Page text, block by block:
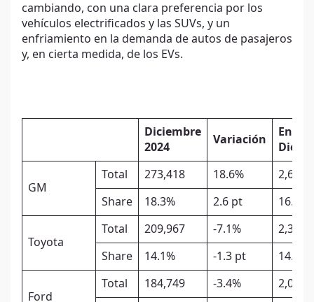
cambiando, con una clara preferencia por los
vehículos electrificados y las SUVs, y un
enfriamiento en la demanda de autos de pasajeros
y, en cierta medida, de los EVs.
Diciembre
2024
Variación
Ene-
Dic
GM
Total 273,418 18.6%
Share 18.3% 2.6 pt 16.9%
Toyota
Total 209,967 -7.1%
Share 14.1% -1.3 pt 14.6%
Ford
Total 184,749 -3.4%